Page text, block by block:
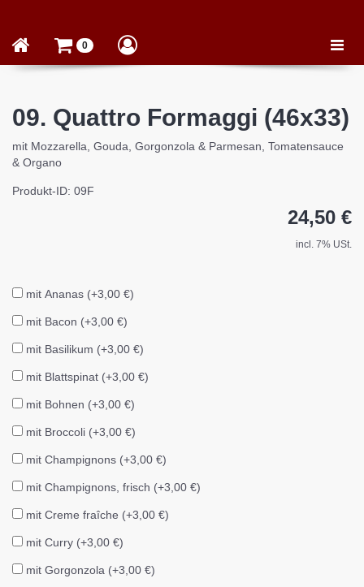
Toggle
0
09. Quattro Formaggi (46x33)
mit Mozzarella, Gouda, Gorgonzola & Parmesan, Tomatensauce
& Organo
Produkt-ID: 09F
24,50 €
incl. 7% USt.
mit Ananas (+3,00 €)
mit Bacon (+3,00 €)
mit Basilikum (+3,00 €)
mit Blattspinat (+3,00 €)
mit Bohnen (+3,00 €)
mit Broccoli (+3,00 €)
mit Champignons (+3,00 €)
mit Champignons, frisch (+3,00 €)
mit Creme fraîche (+3,00 €)
mit Curry (+3,00 €)
mit Gorgonzola (+3,00 €)